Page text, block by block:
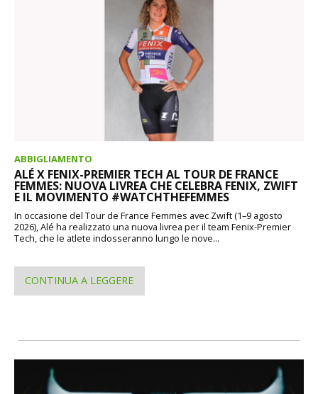
ABBIGLIAMENTO
ALÉ X FENIX-PREMIER TECH AL TOUR DE FRANCE
FEMMES: NUOVA LIVREA CHE CELEBRA FENIX, ZWIFT
E IL MOVIMENTO #WATCHTHEFEMMES
In occasione del Tour de France Femmes avec Zwift (1–9 agosto
2026), Alé ha realizzato una nuova livrea per il team Fenix-Premier
Tech, che le atlete indosseranno lungo le nove...
CONTINUA A LEGGERE